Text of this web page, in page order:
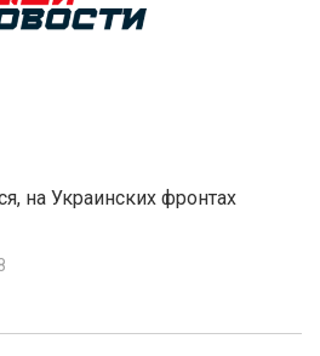
на Украинских фронтах